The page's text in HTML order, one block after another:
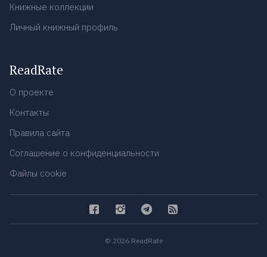
Книжные коллекции
Личный книжный профиль
ReadRate
О проекте
Контакты
Правила сайта
Соглашение о конфиденциальности
Файлы cookie
© 2026 ReadRate